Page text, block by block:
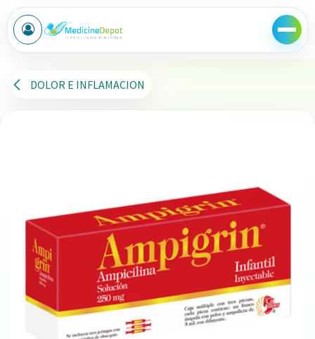
Ir al contenido
DOLOR E INFLAMACION